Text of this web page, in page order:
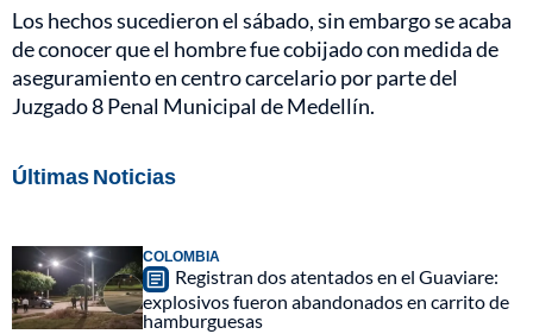
Los hechos sucedieron el sábado, sin embargo se acaba
de conocer que el hombre fue cobijado con medida de
aseguramiento en centro carcelario por parte del
Juzgado 8 Penal Municipal de Medellín.
Últimas Noticias
COLOMBIA
Registran dos atentados en el Guaviare:
explosivos fueron abandonados en carrito de
hamburguesas